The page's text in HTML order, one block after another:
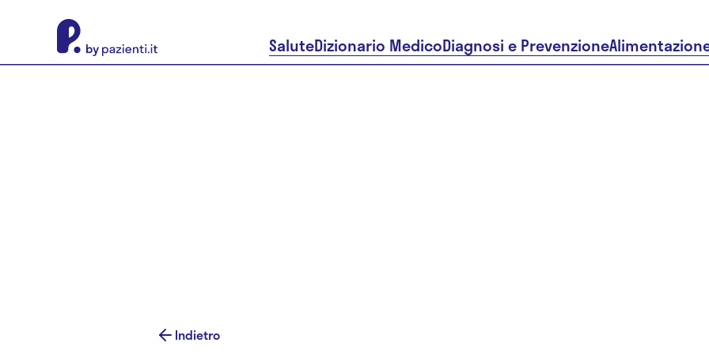
SaluteDizionario MedicoDiagnosi e Prevenzione
Indietro